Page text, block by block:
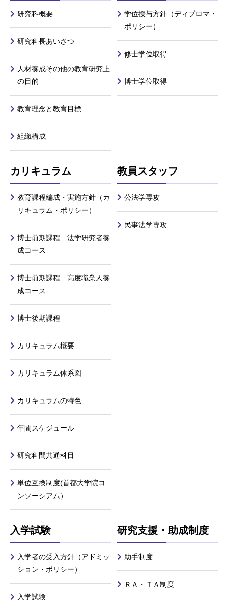
研究科概要
研究科長あいさつ
人材養成その他の教育研究上
の目的
教育理念と教育目標
組織構成
学位授与方針（ディプロマ・
ポリシー）
修士学位取得
博士学位取得
カリキュラム
教育課程編成・実施方針（カ
リキュラム・ポリシー）
博士前期課程 法学研究者養
成コース
博士前期課程 高度職業人養
成コース
博士後期課程
カリキュラム概要
カリキュラム体系図
カリキュラムの特色
年間スケジュール
研究科間共通科目
単位互換制度(首都大学院コ
ンソーシアム）
教員スタッフ
公法学専攻
民事法学専攻
入学試験
入学者の受入方針（アドミッ
ション・ポリシー）
入学試験
研究支援・助成制度
助手制度
ＲＡ・ＴＡ制度